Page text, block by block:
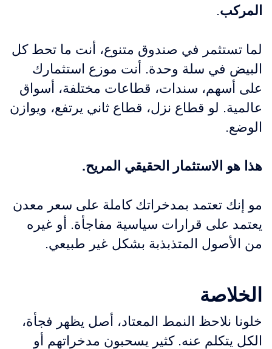
المركب.
لما تستثمر في صندوق متنوع، أنت ما تحط كل
البيض في سلة وحدة. أنت موزع استثمارك
على أسهم، سندات، قطاعات مختلفة، أسواق
عالمية. لو قطاع نزل، قطاع ثاني يرتفع، ويوازن
الوضع.
هذا هو الاستثمار الحقيقي المريح.
مو إنك تعتمد بمدخراتك كاملة على سعر معدن
يعتمد على قرارات سياسية مفاجأة. أو غيره
من الأصول المتذبذبة بشكل غير طبيعي.
الخلاصة
خلونا نلاحظ النمط المعتاد، أصل يظهر فجأة،
الكل يتكلم عنه. كثير يسحبون مدخراتهم أو